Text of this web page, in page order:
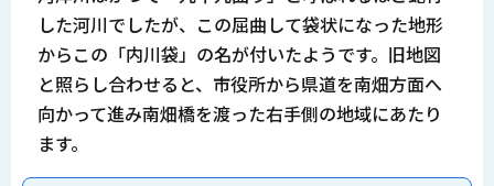
した河川でしたが、この屈曲して袋状になった地形
からこの「内川袋」の名が付いたようです。旧地図
と照らし合わせると、市役所から県道を南畑方面へ
向かって進み南畑橋を渡った右手側の地域にあたり
ます。